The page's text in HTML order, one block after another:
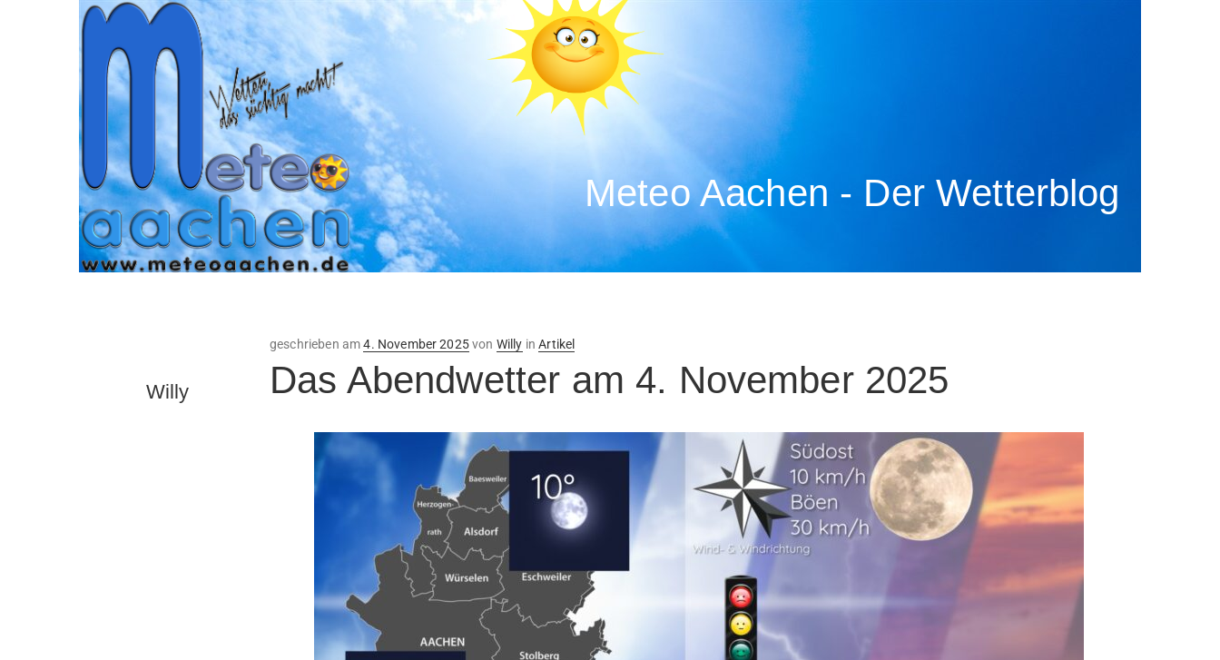
Meteo Aachen - Der Wetterblog
Willy
geschrieben amVeröffentlicht
am
4. November 2025von Willy inArtikel
Das Abendwetter am 4. November 2025